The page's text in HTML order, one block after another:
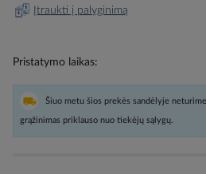
Įtraukti į palyginimą
Pristatymo laikas
Šiuo metu šios prekės sandėlyje
grąžinimas priklauso nuo tiekėjų sąlygų.